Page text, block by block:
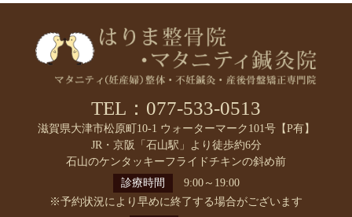
TEL：077-533-0513
滋賀県大津市松原町10-1 ウォーターマーク101号【P有】
JR・京阪「石山駅」より徒歩約6分
石山のケンタッキーフライドチキンの斜め前
診療時間
9:00～19:00
※予約状況により早めに終了する場合がございます